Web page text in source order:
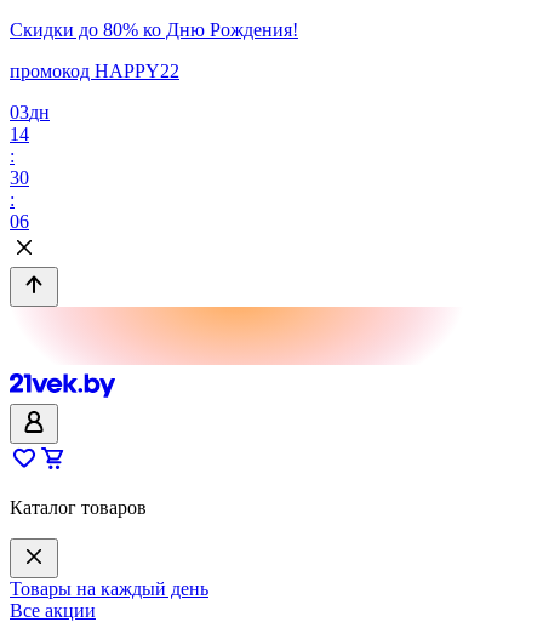
Скидки до 80% ко Дню Рождения!
промокод HAPPY22
03дн
14
:
30
:
06
Каталог товаров
Товары на каждый день
Все акции